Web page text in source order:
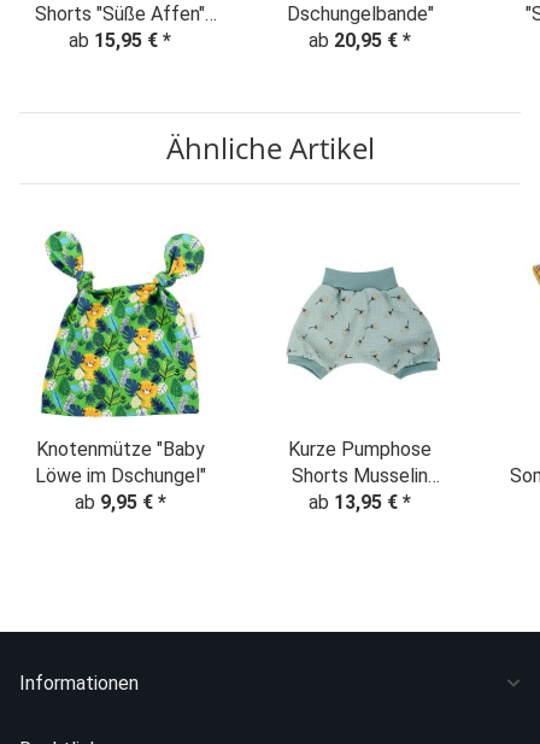
Shorts "Süße Affen"
grün
ab 15,95 € *
Dschungelbande"
ab 20,95 € *
Ähnliche Artikel
Knotenmütze "Baby
Löwe im Dschungel"
ab 9,95 € *
Kurze Pumphose
Shorts Musselin
"Pusteblumen" ghost
ab 13,95 € *
Informationen